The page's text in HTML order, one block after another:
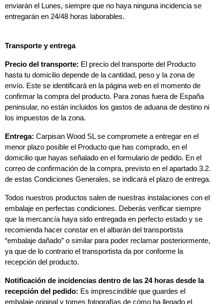
enviarán el Lunes, siempre que no haya ninguna incidencia se
entregarán en 24/48 horas laborables.
Transporte y entrega
Precio del transporte: El precio del transporte del Producto
hasta tu domicilio depende de la cantidad, peso y la zona de
envío. Este se identificará en la página web en el momento de
confirmar la compra del producto. Para zonas fuera de España
peninsular, no están incluidos los gastos de aduana de destino ni
los impuestos de la zona.
Entrega: Carpisan Wood SL se compromete a entregar en el
menor plazo posible el Producto que has comprado, en el
domicilio que hayas señalado en el formulario de pedido. En el
correo de confirmación de la compra, previsto en el apartado 3.2.
de estas Condiciones Generales, se indicará el plazo de entrega.
Todos nuestros productos salen de nuestras instalaciones con el
embalaje en perfectas condiciones. Deberás verificar siempre
que la mercancía haya sido entregada en perfecto estado y se
recomienda hacer constar en el albarán del transportista
“embalaje dañado” o similar para poder reclamar posteriormente,
ya que de lo contrario el transportista da por conforme la
recepción del producto.
Notificación de incidencias dentro de las 24 horas desde la
recepción del pedido: Es imprescindible que guardes el
embalaje original y tomes fotografías de cómo ha llegado el